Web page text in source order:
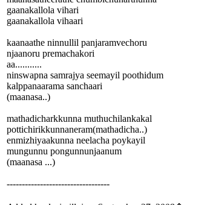
gaanakallola vihari
gaanakallola vihaari
kaanaathe ninnullil panjaramvechoru
njaanoru premachakori
aa...........
ninswapna samrajya seemayil poothidum
kalppanaarama sanchaari
(maanasa..)
mathadicharkkunna muthuchilankakal
pottichirikkunnaneram(mathadicha..)
enmizhiyaakunna neelacha poykayil
mungunnu pongunnunjaanum
(maanasa ...)
----------------------------------